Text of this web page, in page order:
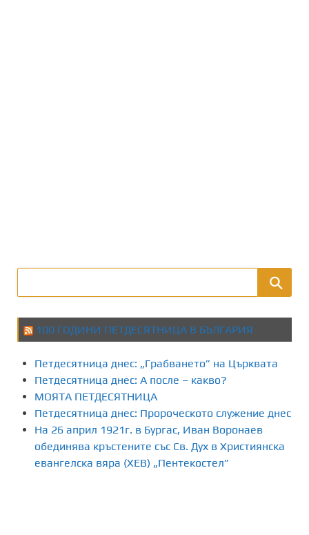
100 ГОДИНИ ПЕТДЕСЯТНИЦА В БЪЛГАРИЯ
Петдесятница днес: „Грабването” на Църквата
Петдесятница днес: А после – какво?
МОЯТА ПЕТДЕСЯТНИЦА
Петдесятница днес: Пророческото служение днес
На 26 април 1921г. в Бургас, Иван Воронаев
обединява кръстените със Св. Дух в Християнска
евангелска вяра (ХЕВ) „Пентекостел”